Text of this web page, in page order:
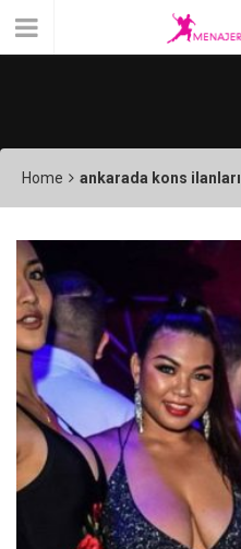
Home ankarada kons ilanları